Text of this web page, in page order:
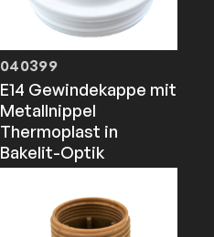
040399
E14 Gewindekappe mit
Metallnippel
Thermoplast in
Bakelit-Optik